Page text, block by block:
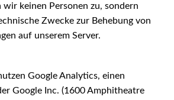
wir keinen Personen zu, sondern
Zwecke zur Behebung von
auf unserem Server.
Google Analytics, einen
Google Inc. (1600 Amphitheatre